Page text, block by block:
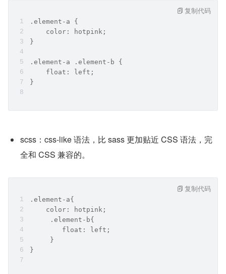
.element-a {
    color: hotpink;
}
.element-a .element-b {
    float: left;
}
复制代码
scss：css-like 语法，比 sass 更加贴近 CSS 语法，完
全和 CSS 兼容的。
.element-a{
    color: hotpink;
     .element-b{
        float: left;
     }
}
复制代码